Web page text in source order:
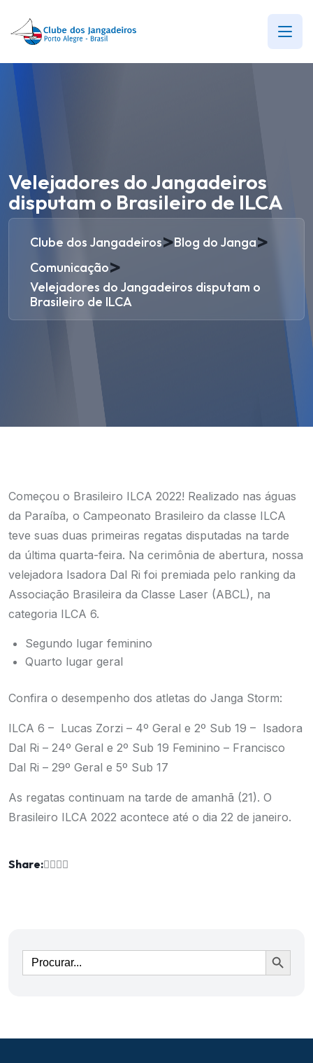
Velejadores do Jangadeiros
disputam o Brasileiro de ILCA
Clube dos Jangadeiros>Blog do Janga>
Comunicação>
Velejadores do Jangadeiros disputam o
Brasileiro de ILCA
Começou o Brasileiro ILCA 2022! Realizado nas águas
da Paraíba, o Campeonato Brasileiro da classe ILCA
teve suas duas primeiras regatas disputadas na tarde
da última quarta-feira. Na cerimônia de abertura, nossa
velejadora Isadora Dal Ri foi premiada pelo ranking da
Associação Brasileira da Classe Laser (ABCL), na
categoria ILCA 6.
Segundo lugar feminino
Quarto lugar geral
Confira o desempenho dos atletas do Janga Storm:
ILCA 6 – Lucas Zorzi – 4º Geral e 2º Sub 19 – Isadora
Dal Ri – 24º Geral e 2º Sub 19 Feminino – Francisco
Dal Ri – 29º Geral e 5º Sub 17
As regatas continuam na tarde de amanhã (21). O
Brasileiro ILCA 2022 acontece até o dia 22 de janeiro.
Share:
Ir